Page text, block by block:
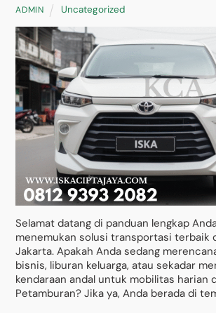
ADMIN Uncategorized
Selamat datang di panduan lengkap
menemukan solusi transportasi terbaik
Jakarta. Apakah Anda sedang
bisnis, liburan keluarga, atau sekadar
kendaraan andal untuk mobilitas harian
Petamburan? Jika ya, Anda berada di